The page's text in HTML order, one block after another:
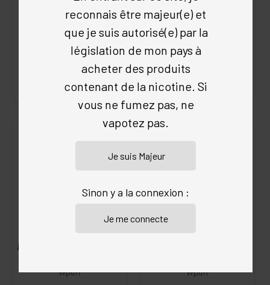
Fruits rouges•
13.90 €
Fruités•Fruit du Dragon
Liquideo
10.00 €
FRUITS DES BOIS WPUFF
Wpuff Wpuff
reconnais être majeur(e) et
que je suis autorisé(e) par la
législation de mon pays à
acheter des produits
contenant de la nicotine. Si
vous ne fumez pas, ne
vapotez pas.
Sinon y a la connexion :